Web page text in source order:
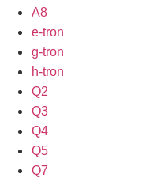
A8
e-tron
g-tron
h-tron
Q2
Q3
Q4
Q5
Q7